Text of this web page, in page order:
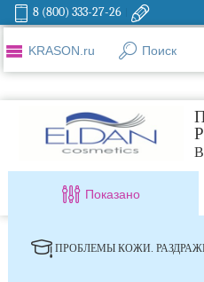
8 (800) 333-27-26
KRASON.ru Поиск
Показано
ПРОБЛЕМЫ КОЖИ.